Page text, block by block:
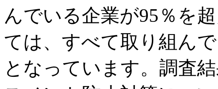
んでいる企業が95％を
ては、すべて取り組ん
となっています。調査